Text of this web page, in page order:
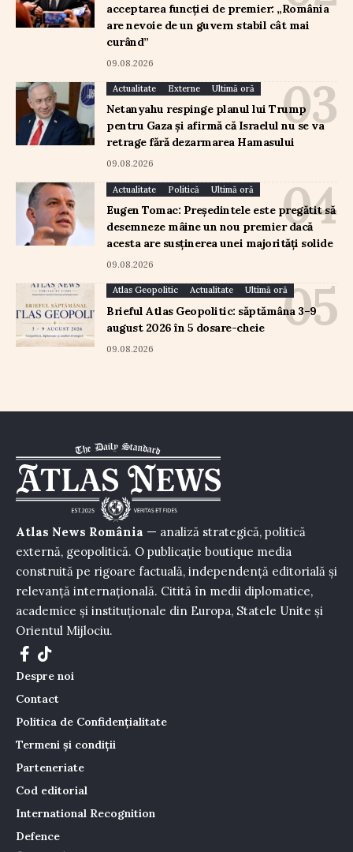
acceptarea funcției de premier: „România
are nevoie de un guvern stabil cât mai
curând”
09.08.2026
Actualitate Externe Ultimă oră
Netanyahu respinge planul lui Trump
pentru Gaza și afirmă că Israelul nu se va
retrage fără dezarmarea Hamasului
09.08.2026
Actualitate Politică Ultimă oră
Eugen Tomac: Președintele este pregătit să
desemneze mâine un nou premier dacă
acesta are susținerea unei majorități solide
09.08.2026
Atlas Geopolitic Actualitate Ultimă oră
Brieful Atlas Geopolitic: săptămâna 3–9
august 2026 în 5 dosare-cheie
09.08.2026
Atlas News România — analiză strategică, politică
externă, geopolitică. O publicație boutique media
construită pe rigoare factuală, independență editorială și
relevanță internațională. Citită în medii diplomatice,
academice și instituționale din Europa, Statele Unite și
Orientul Mijlociu.
Despre noi
Contact
Politica de Confidențialitate
Termeni și condiții
Parteneriate
Cod editorial
International Recognition
Defence